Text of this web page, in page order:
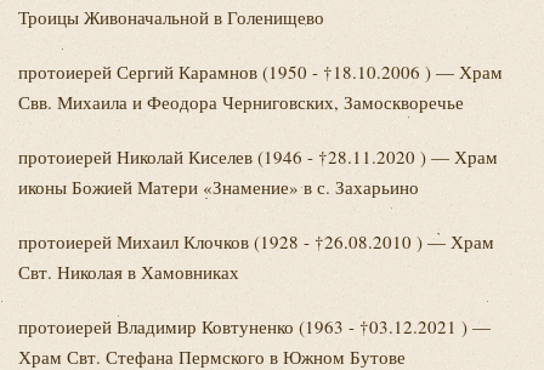
Троицы Живоначальной в Голенищево
протоиерей Сергий Карамнов (1950 - †18.10.2006 ) — Храм
Свв. Михаила и Феодора Черниговских, Замоскворечье
протоиерей Николай Киселев (1946 - †28.11.2020 ) — Храм
иконы Божией Матери «Знамение» в с. Захарьино
протоиерей Михаил Клочков (1928 - †26.08.2010 ) — Храм
Свт. Николая в Хамовниках
протоиерей Владимир Ковтуненко (1963 - †03.12.2021 ) —
Храм Свт. Стефана Пермского в Южном Бутове